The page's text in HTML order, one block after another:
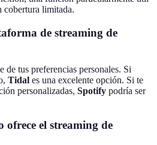
cobertura limitada.
de streaming de
de tus preferencias personales. Si
Tidal es una excelente opción. Si te
personalizadas, Spotify podría ser
ofrece el streaming de